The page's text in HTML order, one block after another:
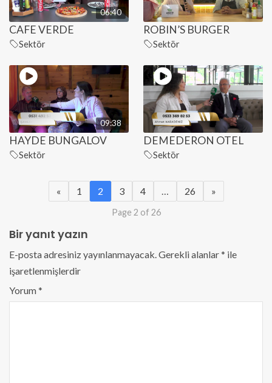
06:40
CAFE VERDE
Sektör
ROBIN’S BURGER
Sektör
09:38
HAYDE BUNGALOV
Sektör
DEMEDERON OTEL
Sektör
« 1 2 3 4 26 »
Page 2 of 26
Bir yanıt yazın
E-posta adresiniz yayınlanmayacak. Gerekli alanlar* ile
işaretlenmişlerdir
Yorum*